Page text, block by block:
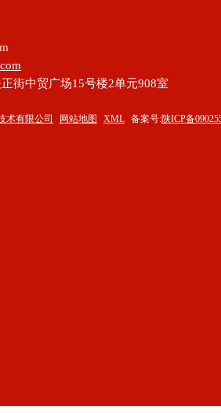
街中贸广场15号楼2单元908室
术有限公司 网站地图 XML 备案号:陕ICP备